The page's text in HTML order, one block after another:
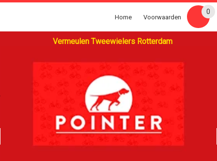
Vermeulen Tweewielers Rotterdam
Home Voorwaarden
0